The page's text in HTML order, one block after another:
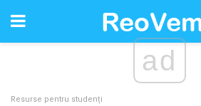
ad
Resurse pentru studenți